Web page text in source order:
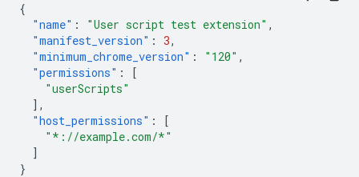
{
"name" : "User script test extension" ,
"manifest_version" : 3,
"minimum_chrome_version" : "120" ,
"permissions" :
[
"userScripts"
],
"host_permissions" :
[
"*://example.com/*"
]
}